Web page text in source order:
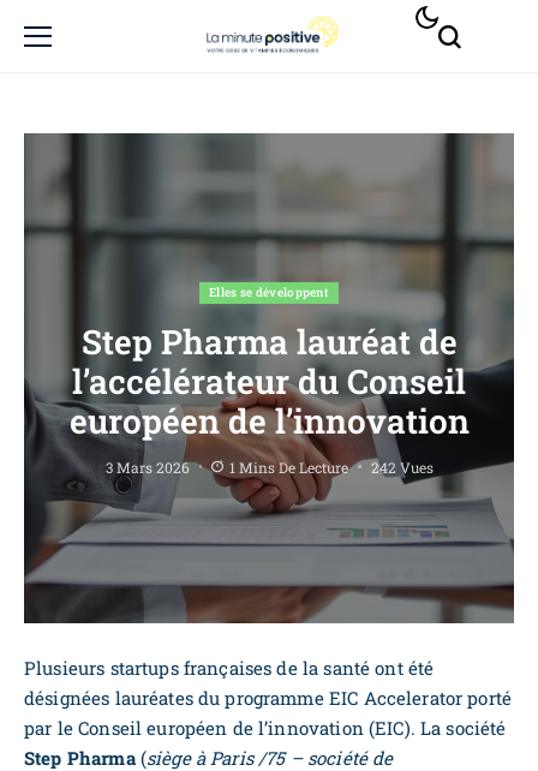
Elles se développent
Step Pharma lauréat de
l’accélérateur du Conseil
européen de l’innovation
3 Mars 2026 1 Mins De Lecture 242 Vues
Plusieurs startups françaises de la santé ont été
désignées lauréates du programme EIC Accelerator porté
par le Conseil européen de l’innovation (EIC). La société
Step Pharma(siège à Paris /75 – société de